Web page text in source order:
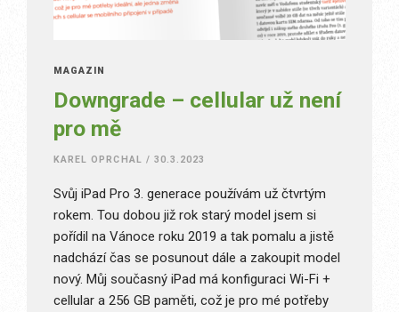
MAGAZÍN
Downgrade – cellular už není
pro mě
KAREL OPRCHAL / 30.3.2023
Svůj iPad Pro 3. generace používám už čtvrtým
rokem. Tou dobou již rok starý model jsem si
pořídil na Vánoce roku 2019 a tak pomalu a jistě
nadchází čas se posunout dále a zakoupit model
nový. Můj současný iPad má konfiguraci Wi-Fi +
cellular a 256 GB paměti, což je pro mé potřeby